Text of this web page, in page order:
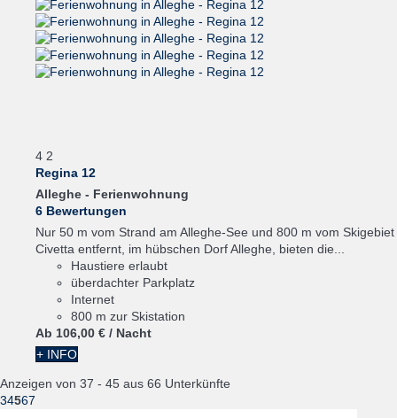
4 2
Regina 12
Alleghe - Ferienwohnung
6 Bewertungen
Nur 50 m vom Strand am Alleghe-See und 800 m vom Skigebiet
Civetta entfernt, im hübschen Dorf Alleghe, bieten die...
Haustiere erlaubt
überdachter Parkplatz
Internet
800 m zur Skistation
Ab 106,00 € / Nacht
+ INFO
Anzeigen von 37 - 45 aus 66 Unterkünfte
34567